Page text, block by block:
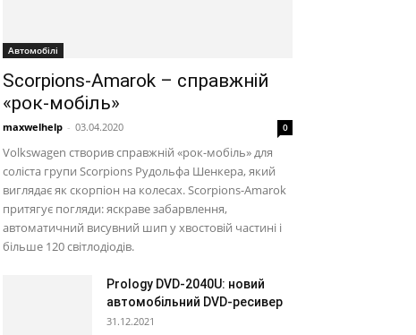
Автомобілі
Scorpions-Amarok – справжній
«рок-мобіль»
maxwelhelp - 03.04.2020 0
Volkswagen створив справжній «рок-мобіль» для
соліста групи Scorpions Рудольфа Шенкера, який
виглядає як скорпіон на колесах. Scorpions-Amarok
притягує погляди: яскраве забарвлення,
автоматичний висувний шип у хвостовій частині і
більше 120 світлодіодів.
Prology DVD-2040U: новий
автомобільний DVD-ресивер
31.12.2021